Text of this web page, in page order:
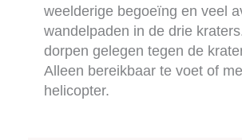
weelderige begoeïng en veel
wandelpaden in de drie
dorpen gelegen tegen de
Alleen bereikbaar te voet of
helicopter.